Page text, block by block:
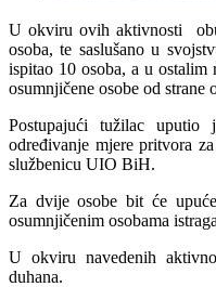
U okviru ovih aktivnosti
osoba, te saslušano u
ispitao 10 osoba, a u ostalim
osumnjičene osobe od
Postupajući tužilac
određivanje mjere pritvora
službenicu UIO BiH.
Za dvije osobe bit će
osumnjičenim osobama
U okviru navedenih
duhana.